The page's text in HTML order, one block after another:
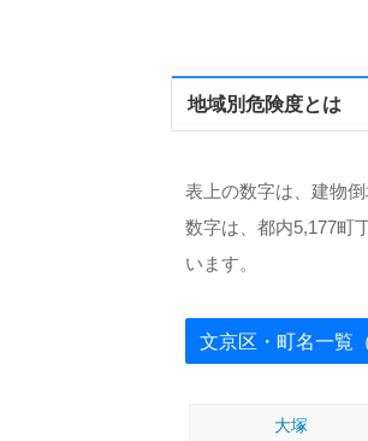
地域別危険度とは
表上の数字は、建物
数字は、都内5,177町
います。
文京区・町名一覧
大塚